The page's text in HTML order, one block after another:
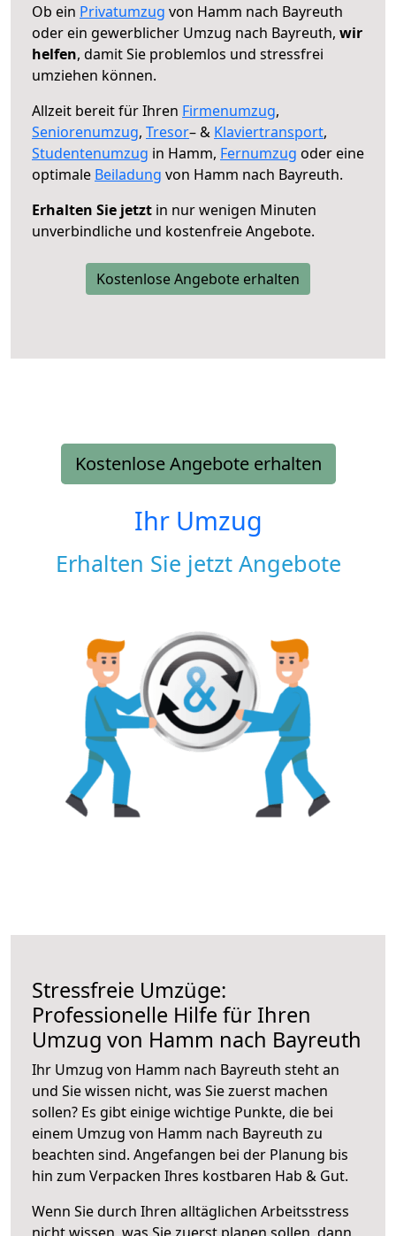
Ob ein Privatumzug von Hamm nach Bayreuth
oder ein gewerblicher Umzug nach Bayreuth, wir
helfen, damit Sie problemlos und stressfrei
umziehen können.
Allzeit bereit für Ihren Firmenumzug,
Seniorenumzug, Tresor– & Klaviertransport,
Studentenumzug in Hamm, Fernumzug oder eine
optimale Beiladung von Hamm nach Bayreuth.
Erhalten Sie jetzt in nur wenigen Minuten
unverbindliche und kostenfreie Angebote.
Kostenlose Angebote erhalten
Kostenlose Angebote erhalten
Ihr Umzug
Erhalten Sie jetzt Angebote
Stressfreie Umzüge:
Professionelle Hilfe für Ihren
Umzug von Hamm nach Bayreuth
Ihr Umzug von Hamm nach Bayreuth steht an
und Sie wissen nicht, was Sie zuerst machen
sollen? Es gibt einige wichtige Punkte, die bei
einem Umzug von Hamm nach Bayreuth zu
beachten sind. Angefangen bei der Planung bis
hin zum Verpacken Ihres kostbaren Hab & Gut.
Wenn Sie durch Ihren alltäglichen Arbeitsstress